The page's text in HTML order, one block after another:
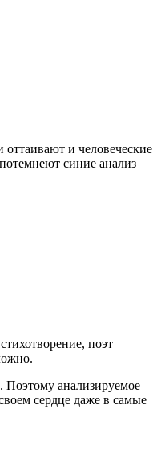
и человеческие
синие анализ
поэт
анализируемое
сердце даже в самые